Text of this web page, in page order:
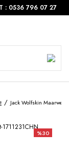
: 0536 796 07 27
Jack Wolfskin Maarweg
%30